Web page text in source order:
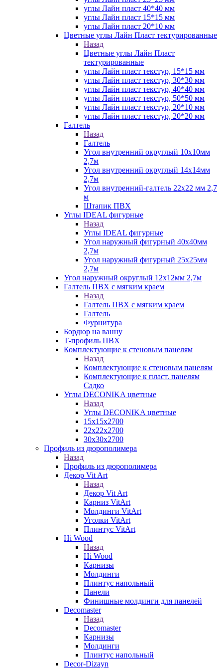
углы Лайн пласт 40*40 мм
углы Лайн пласт 15*15 мм
углы Лайн пласт 20*10 мм
Цветные углы Лайн Пласт тектурированные
Назад
Цветные углы Лайн Пласт
тектурированные
углы Лайн пласт текстур, 15*15 мм
углы Лайн пласт текстур, 30*30 мм
углы Лайн пласт текстур, 40*40 мм
углы Лайн пласт текстур, 50*50 мм
углы Лайн пласт текстур, 20*10 мм
углы Лайн пласт текстур, 20*20 мм
Галтель
Назад
Галтель
Угол внутренний округлый 10х10мм
2,7м
Угол внутренний округлый 14х14мм
2,7м
Угол внутренний-галтель 22х22 мм 2,7
м
Штапик ПВХ
Углы IDEAL фигурные
Назад
Углы IDEAL фигурные
Угол наружный фигурный 40х40мм
2,7м
Угол наружный фигурный 25х25мм
2,7м
Угол наружный округлый 12х12мм 2,7м
Галтель ПВХ с мягким краем
Назад
Галтель ПВХ с мягким краем
Галтель
Фурнитура
Бордюр на ванну
Т-профиль ПВХ
Комплектующие к стеновым панелям
Назад
Комплектующие к стеновым панелям
Комплектующие к пласт. панелям
Садко
Углы DECONIKA цветные
Назад
Углы DECONIKA цветные
15х15х2700
22х22х2700
30х30х2700
Профиль из дюрополимера
Назад
Профиль из дюрополимера
Декор Vit Art
Назад
Декор Vit Art
Карниз VitArt
Молдинги VitArt
Уголки VitArt
Плинтус VitArt
Hi Wood
Назад
Hi Wood
Карнизы
Молдинги
Плинтус напольный
Панели
Финишные молдинги для панелей
Decomaster
Назад
Decomaster
Карнизы
Молдинги
Плинтус напольный
Decor-Dizayn